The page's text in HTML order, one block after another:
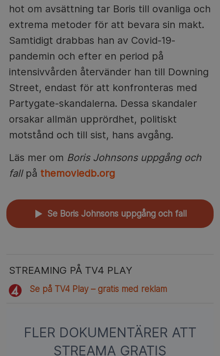
hot om avsättning tar Boris till ovanliga och
extrema metoder för att bevara sin makt.
Samtidigt drabbas han av Covid-19-
pandemin och efter en period på
intensivvården återvänder han till Downing
Street, endast för att konfronteras med
Partygate-skandalerna. Dessa skandaler
orsakar allmän upprördhet, politiskt
motstånd och till sist, hans avgång.
Läs mer om Boris Johnsons uppgång och
fallpå themoviedb.org
▲ Se Boris Johnsons uppgång och fall
STREAMING PÅ TV4 PLAY
Se på TV4 Play – gratis med reklam
FLER DOKUMENTÄRER ATT
STREAMA GRATIS